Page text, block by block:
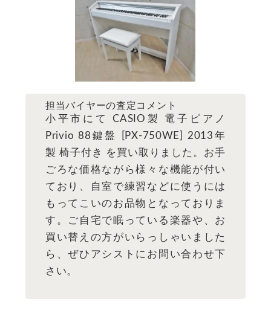
担当バイヤーの査定コメント
小平市にて CASIO製 電子ピアノ
Privio 88鍵盤 [PX-750WE] 2013年
製 椅子付き を買い取りました。お手
ごろな価格ながら様々な機能が付い
ており、自室で練習などに使うには
もってこいのお品物となっておりま
す。ご自宅で眠っている楽器や、お
買い替えの方がいらっしゃいました
ら、ぜひアシストにお問い合わせ下
さい。